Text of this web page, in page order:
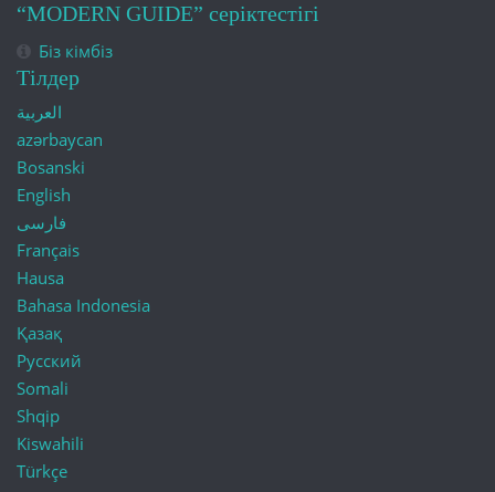
“MODERN GUIDE” серіктестігі
Біз кімбіз
Тілдер
العربية
azərbaycan
Bosanski
English
فارسی
Français
Hausa
Bahasa Indonesia
Қазақ
Русский
Somali
Shqip
Kiswahili
Türkçe